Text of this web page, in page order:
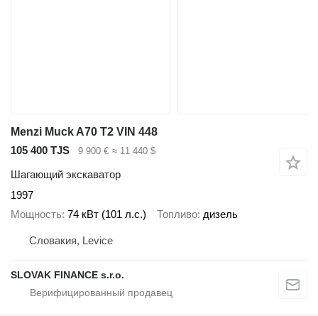
Menzi Muck A70 T2 VIN 448
105 400 TJS
9 900 € ≈ 11 440 $
Шагающий экскаватор
1997
Мощность 74 кВт (101 л.с.) Топливо дизель
Словакия, Levice
SLOVAK FINANCE s.r.o.